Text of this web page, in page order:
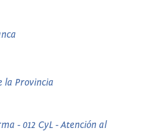
la Provincia
- 012 CyL - Atención al